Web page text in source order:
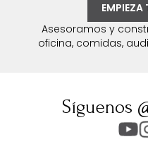
EMPIEZA
Asesoramos y
oficina, comidas,
Síguenos